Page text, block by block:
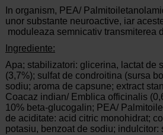
In organism, PEA/
unor substante neuroactive, iar
moduleaza semnicativ transmiterea
Ingrediente:
Apa; stabilizatori: glicerina, lactat de
(3,7%); sulfat de condroitina (sursa
sodiu; aroma de capsune; extract
Coacaz indian/ Emblica officinalis
10% beta-glucogalin; PEA/
de aciditate: acid citric monohidrat;
potasiu, benzoat de sodiu; indulcitor: